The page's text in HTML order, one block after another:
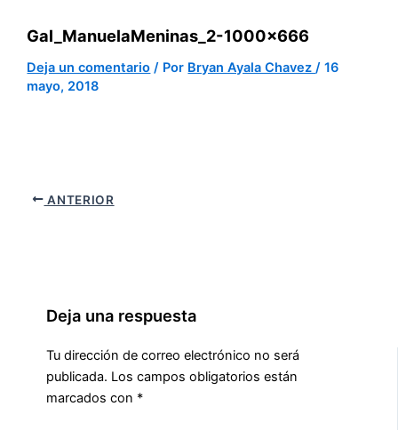
Gal_ManuelaMeninas_2-1000×666
Deja un comentario / Por Bryan Ayala Chavez/16
mayo, 2018
ANTERIOR
Deja una respuesta
Tu dirección de correo electrónico no será
publicada. Los campos obligatorios están
marcados con *